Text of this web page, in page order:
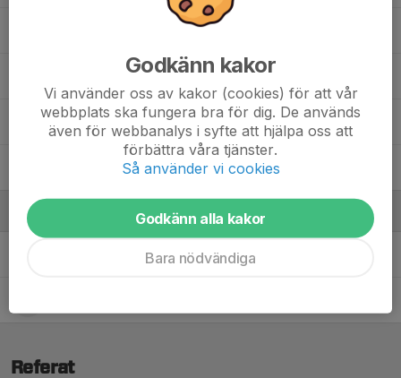
Selma Ugljanin
Vera Remnemark
Wilma Wistrand Broman
Ledare
Assisterande tränare
Referat
Godkänn kakor
Vi använder oss av kakor (cookies) för att vår
webbplats ska fungera bra för dig. De används
även för webbanalys i syfte att hjälpa oss att
förbättra våra tjänster.
Så använder vi cookies
Godkänn alla kakor
Bara nödvändiga